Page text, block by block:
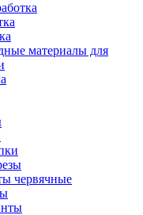
материалы для
червячные